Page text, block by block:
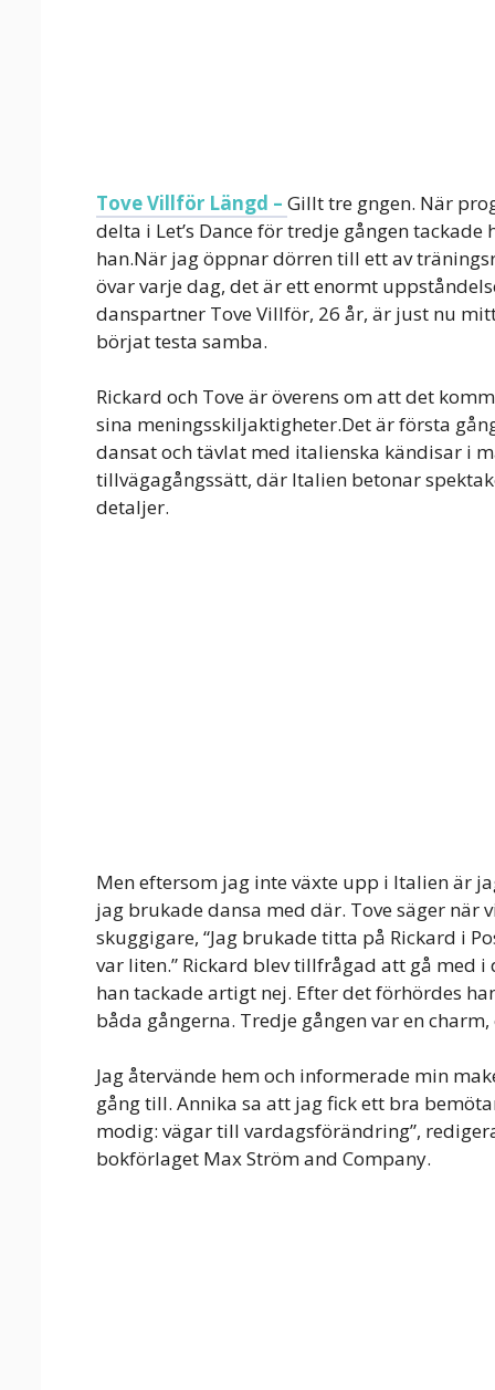
Tove Villför Längd – Gillt tre gngen. När
delta i Let’s Dance för tredje gången
han.När jag öppnar dörren till ett av
övar varje dag, det är ett enormt
danspartner Tove Villför, 26 år, är just nu
börjat testa samba.
Rickard och Tove är överens om att det
sina meningsskiljaktigheter.Det är första
dansat och tävlat med italienska kändisar i
tillvägagångssätt, där Italien betonar
detaljer.
Men eftersom jag inte växte upp i Italien är
jag brukade dansa med där. Tove säger
skuggigare, “Jag brukade titta på Rickard i
var liten.” Rickard blev tillfrågad att gå med
han tackade artigt nej. Efter det förhördes
båda gångerna. Tredje gången var en
Jag återvände hem och informerade min
gång till. Annika sa att jag fick ett bra
modig: vägar till vardagsförändring”,
bokförlaget Max Ström and Company.